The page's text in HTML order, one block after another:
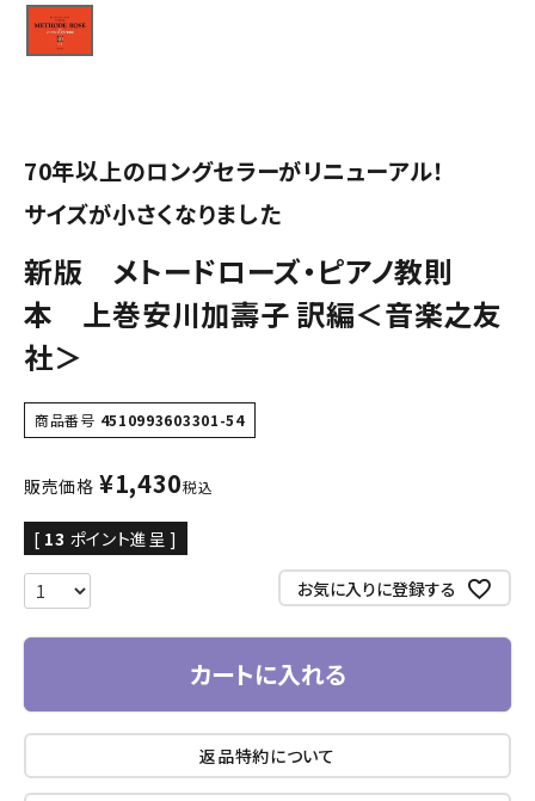
70年以上のロングセラーがリニューアル！
サイズが小さくなりました
新版 メトードローズ・ピアノ教則
本 上巻安川加壽子 訳編＜音楽之友
社＞
商品番号 4510993603301-54
販売価格 ¥1,430税込
[ 13 ポイント進呈 ]
お気に入りに登録する
カートに入れる
返品特約について